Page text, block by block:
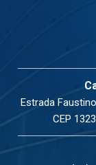
Estrada
CEP